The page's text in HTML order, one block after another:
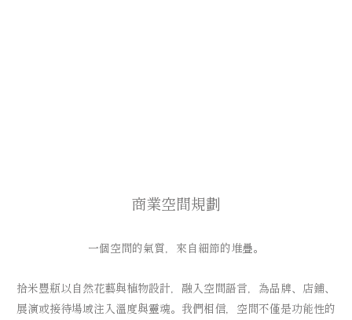
商業空間規劃
一個空間的氣質，來自細節的堆疊。
拾米豐瓶以自然花藝與植物設計，融入空間語言，為品牌、店鋪、
展演或接待場域注入溫度與靈魂。 我們相信，空間不僅是功能性的